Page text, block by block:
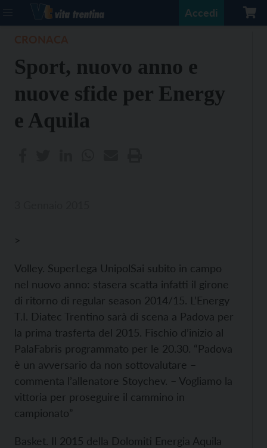
Accedi
Sport, nuovo anno e
nuove sfide per Energy
e Aquila
>
Volley. SuperLega UnipolSai subito in campo
nel nuovo anno: stasera scatta infatti il girone
di ritorno di regular season 2014/15. L’Energy
T.I. Diatec Trentino sarà di scena a Padova per
la prima trasferta del 2015. Fischio d’inizio al
PalaFabris programmato per le 20.30. “Padova
è un avversario da non sottovalutare –
commenta l’allenatore Stoychev. – Vogliamo la
vittoria per proseguire il cammino in
campionato”
Basket. Il 2015 della Dolomiti Energia Aquila